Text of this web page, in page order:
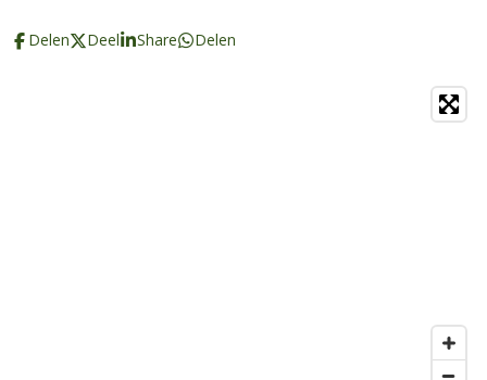
Delen Deel Share Delen